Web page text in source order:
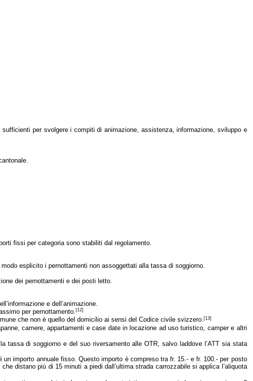
per svolgere i compiti di animazione, assistenza, informazione, sviluppo e
fissi per categoria sono stabiliti dal regolamento.
esplicito i pernottamenti non assoggettati alla tassa di soggiorno.
dei pernottamenti e dei posti letto.
e dell’animazione.
per pernottamento. [12]
che non è quello del domicilio ai sensi del Codice civile svizzero.[13]
camere, appartamenti e case date in locazione ad uso turistico, camper e altri
tassa di soggiorno e del suo riversamento alle OTR, salvo laddove l’ATT sia stata
importo annuale fisso. Questo importo è compreso tra fr. 15.- e fr. 100.- per posto
distano più di 15 minuti a piedi dall’ultima strada carrozzabile si applica l’aliquota